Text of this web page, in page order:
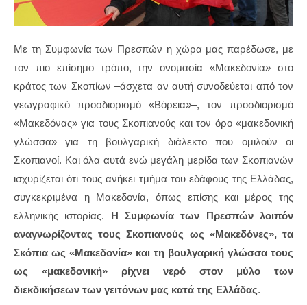
Με τη Συμφωνία των Πρεσπών η χώρα μας παρέδωσε, με
τον πιο επίσημο τρόπο, την ονομασία «Μακεδονία» στο
κράτος των Σκοπίων –άσχετα αν αυτή συνοδεύεται από τον
γεωγραφικό προσδιορισμό «Βόρεια»–, τον προσδιορισμό
«Μακεδόνας» για τους Σκοπιανούς και τον όρο «μακεδονική
γλώσσα» για τη βουλγαρική διάλεκτο που ομιλούν οι
Σκοπιανοί. Και όλα αυτά ενώ μεγάλη μερίδα των Σκοπιανών
ισχυρίζεται ότι τους ανήκει τμήμα του εδάφους της Ελλάδας,
συγκεκριμένα η Μακεδονία, όπως επίσης και μέρος της
ελληνικής ιστορίας. Η Συμφωνία των Πρεσπών λοιπόν
αναγνωρίζοντας τους Σκοπιανούς ως «Μακεδόνες», τα
Σκόπια ως «Μακεδονία» και τη βουλγαρική γλώσσα τους
ως «μακεδονική» ρίχνει νερό στον μύλο των
διεκδικήσεων των γειτόνων μας κατά της Ελλάδας.